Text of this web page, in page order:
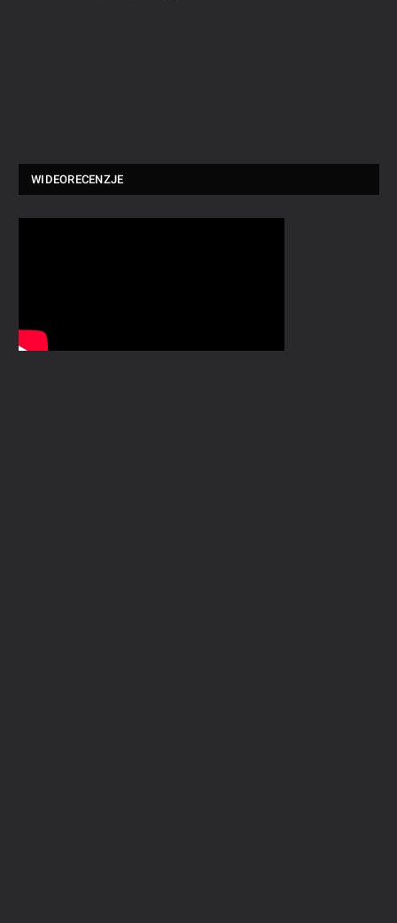
WIDEORECENZJE